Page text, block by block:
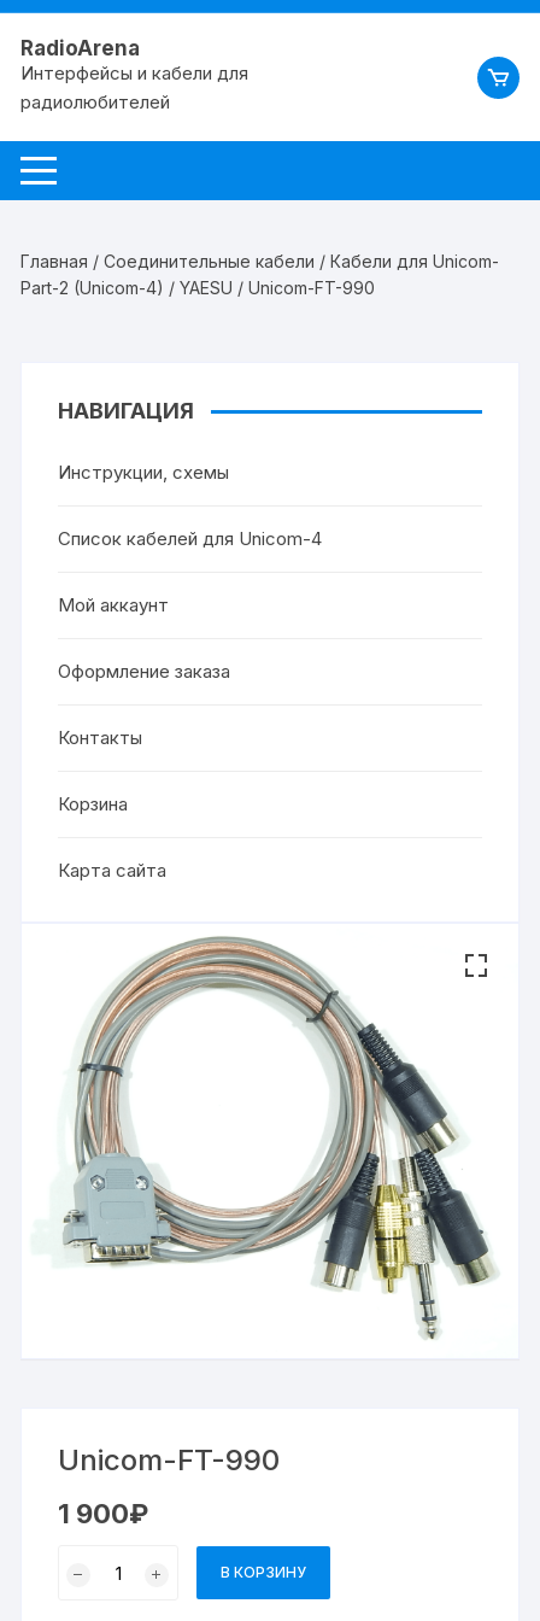
RadioArena
Интерфейсы и кабели для
радиолюбителей
Главная /Соединительные кабели /Кабели для Unicom-
Part-2 (Unicom-4) /YAESU / Unicom-FT-990
Unicom-FT-990
1 900₽
В КОРЗИНУ
НАВИГАЦИЯ
Инструкции, схемы
Список кабелей для Unicom-4
Мой аккаунт
Оформление заказа
Контакты
Корзина
Карта сайта